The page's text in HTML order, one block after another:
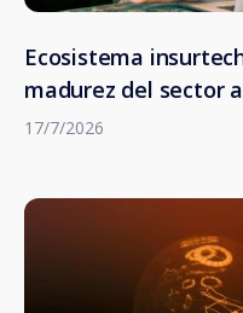
Ecosistema
madurez del sector
17/7/2026